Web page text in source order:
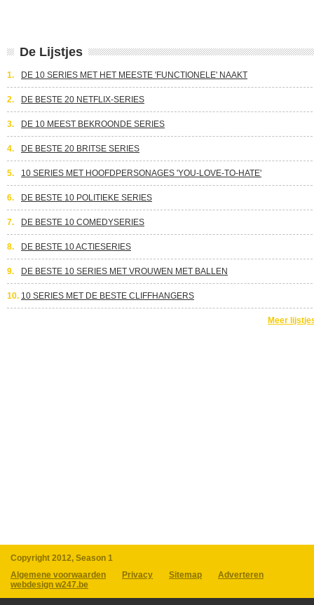
De Lijstjes
1. DE 10 SERIES MET HET MEESTE 'FUNCTIONELE' NAAKT
2. DE BESTE 20 NETFLIX-SERIES
3. DE 10 MEEST BEKROONDE SERIES
4. DE BESTE 20 BRITSE SERIES
5. 10 SERIES MET HOOFDPERSONAGES 'YOU-LOVE-TO-HATE'
6. DE BESTE 10 POLITIEKE SERIES
7. DE BESTE 10 COMEDYSERIES
8. DE BESTE 10 ACTIESERIES
9. DE BESTE 10 SERIES MET VROUWEN MET BALLEN
10. 10 SERIES MET DE BESTE CLIFFHANGERS
Meer
Copyright 2012, Season 1
Algemene voorwaarden
Privacy Sitemap
Adverteren
webdesign w247.be